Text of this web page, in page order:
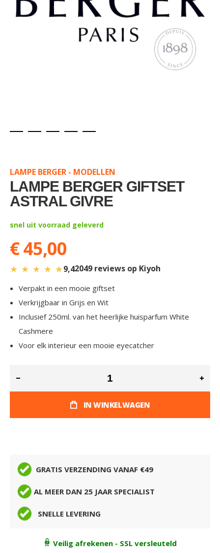
beginning
of
the
images
LAMPE BERGER - MODELLEN
LAMPE BERGER GIFTSET
ASTRAL GIVRE
snel uit voorraad geleverd
€ 45,00
★ ★ ★ ★ ★9,42049 reviews op Kiyoh
Verpakt in een mooie giftset
Verkrijgbaar in Grijs en Wit
Inclusief 250ml. van het heerlijke huisparfum White
Cashmere
Voor elk interieur een mooie eyecatcher
IN WINKELWAGEN
GRATIS VERZENDING VANAF €49
AL MEER DAN 25 JAAR SPECIALIST
SNELLE LEVERING
Veilig afrekenen - SSL versleuteld